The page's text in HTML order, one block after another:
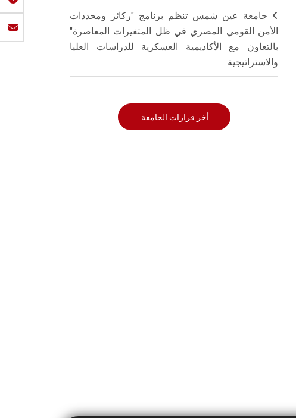
جامعة عين شمس تنظم برنامج "ركائز ومحددات
الأمن القومي المصري في ظل المتغيرات المعاصرة"
بالتعاون مع الأكاديمية العسكرية للدراسات العليا
والاستراتيجية
أخر قرارات الجامعة